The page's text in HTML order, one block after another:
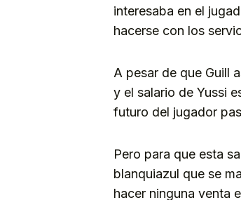
interesaba en el
hacerse con los
A pesar de que Guill
y el salario de Yussi
futuro del jugador
Pero para que esta
blanquiazul que se
hacer ninguna venta